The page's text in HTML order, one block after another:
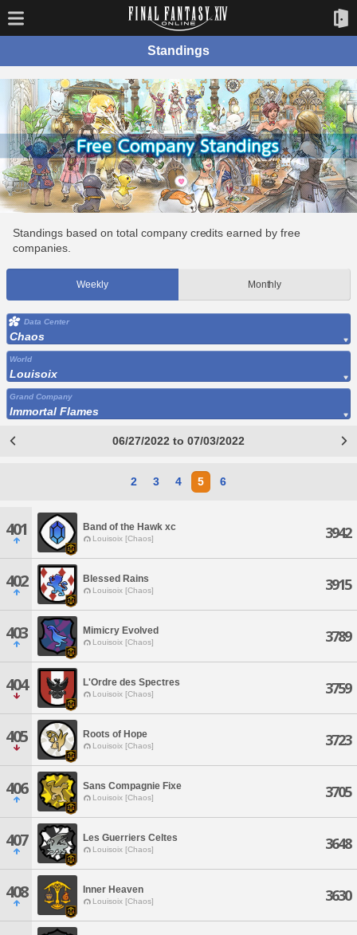
Standings
Standings based on total company credits earned by free
companies.
Weekly Monthly
Data Center
Chaos
World
Louisoix
Grand Company
Immortal Flames
06/27/2022 to 07/03/2022
2 3 4 5 6
401 Band of the Hawk xc
Louisoix [Chaos] 3942
402 Blessed Rains
Louisoix [Chaos] 3915
403 Mimicry Evolved
Louisoix [Chaos] 3789
404 L'Ordre des Spectres
Louisoix [Chaos] 3759
405 Roots of Hope
Louisoix [Chaos] 3723
406 Sans Compagnie Fixe
Louisoix [Chaos] 3705
407 Les Guerriers Celtes
Louisoix [Chaos] 3648
408 Inner Heaven
Louisoix [Chaos] 3630